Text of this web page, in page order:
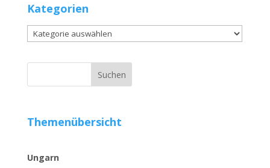
Kategorien
Kategorien
Themenübersicht
Ungarn